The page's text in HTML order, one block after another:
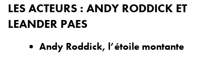
LES ACTEURS : ANDY RODDICK ET
LEANDER PAES
Andy Roddick, l’étoile montante